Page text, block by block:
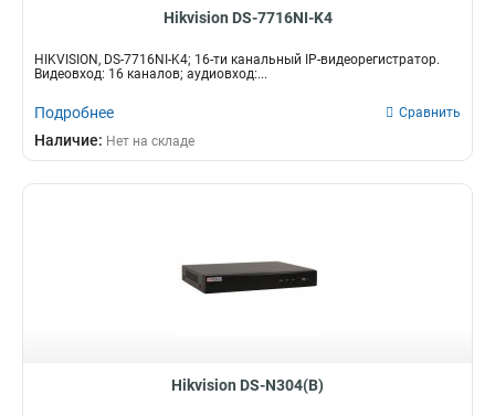
Hikvision DS-7716NI-K4
HIKVISION, DS-7716NI-K4; 16-ти канальный IP-видеорегистратор.
Видеовход: 16 каналов; аудиовход:...
Подробнее Сравнить
Наличие: Нет на складе
Hikvision DS-N304(B)